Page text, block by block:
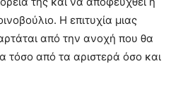
Η επιτυχία μιας
από την ανοχή που θα
τόσο από τα αριστερά όσο και